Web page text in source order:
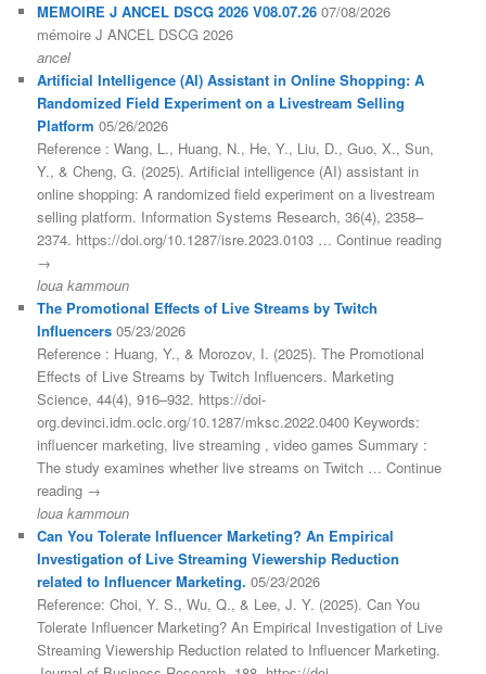
MEMOIRE J ANCEL DSCG 2026 V08.07.26 07/08/2026
mémoire J ANCEL DSCG 2026
ancel
Artificial Intelligence (AI) Assistant in Online Shopping: A
Randomized Field Experiment on a Livestream Selling
Platform 05/26/2026
Reference : Wang, L., Huang, N., He, Y., Liu, D., Guo, X., Sun,
Y., & Cheng, G. (2025). Artificial intelligence (AI) assistant in
online shopping: A randomized field experiment on a livestream
selling platform. Information Systems Research, 36(4), 2358–
2374. https://doi.org/10.1287/isre.2023.0103 … Continue reading
→
loua kammoun
The Promotional Effects of Live Streams by Twitch
Influencers 05/23/2026
Reference : Huang, Y., & Morozov, I. (2025). The Promotional
Effects of Live Streams by Twitch Influencers. Marketing
Science, 44(4), 916–932. https://doi-
org.devinci.idm.oclc.org/10.1287/mksc.2022.0400 Keywords:
influencer marketing, live streaming , video games Summary :
The study examines whether live streams on Twitch … Continue
reading →
loua kammoun
Can You Tolerate Influencer Marketing? An Empirical
Investigation of Live Streaming Viewership Reduction
related to Influencer Marketing. 05/23/2026
Reference: Choi, Y. S., Wu, Q., & Lee, J. Y. (2025). Can You
Tolerate Influencer Marketing? An Empirical Investigation of Live
Streaming Viewership Reduction related to Influencer Marketing.